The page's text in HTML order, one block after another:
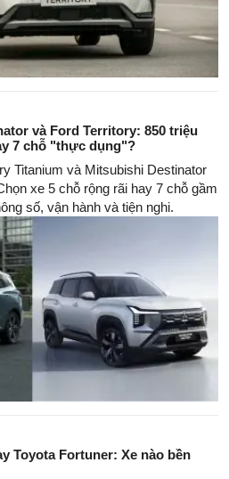
và Ford Territory: 850 triệu
7 chỗ "thực dụng"?
Titanium và Mitsubishi Destinator
xe 5 chỗ rộng rãi hay 7 chỗ gầm
số, vận hành và tiện nghi.
Toyota Fortuner: Xe nào bền